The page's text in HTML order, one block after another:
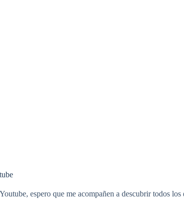
espero que me acompañen a descubrir todos los